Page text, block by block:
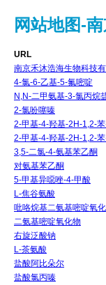
网站地图-
URL
南京禾沐浩海生物科技
4-氯-6-乙基-5-氟嘧啶
N,N-二甲氨基-3-氯丙烷
2-氯吩噻嗪
2-甲基-4-羟基-2H-1,2-
2-甲基-4-羟基-2H-1,2-
3,5-二氯-4-氨基苯乙酮
对氨基苯乙酮
5-甲基异噁唑-4-甲酸
L-焦谷氨酸
吡咯烷基二氨基嘧啶氧
二氨基嘧啶氧化物
右旋泛酸钠
L-茶氨酸
盐酸阿比朵尔
盐酸氯丙嗪